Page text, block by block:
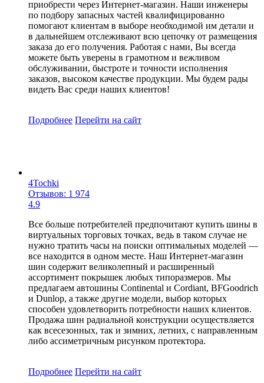
приобрести через Интернет-магазин. Наши инженеры
по подбору запасных частей квалифицированно
помогают клиентам в выборе необходимой им детали и
в дальнейшем отслеживают всю цепочку от размещения
заказа до его получения. Работая с нами, Вы всегда
можете быть уверены в грамотном и вежливом
обслуживании, быстроте и точности исполнения
заказов, высоком качестве продукции. Мы будем рады
видеть Вас среди наших клиентов!
Подробнее Перейти на сайт
4Tochki
Отзывов: 1 974
4.9
Все больше потребителей предпочитают купить шины в
виртуальных торговых точках, ведь в таком случае не
нужно тратить часы на поиски оптимальных моделей —
все находится в одном месте. Наш Интернет-магазин
шин содержит великолепный и расширенный
ассортимент покрышек любых типоразмеров. Мы
предлагаем автошины Continental и Cordiant, BFGoodrich
и Dunlop, а также другие модели, выбор которых
способен удовлетворить потребности наших клиентов.
Продажа шин радиальной конструкции осуществляется
как всесезонных, так и зимних, летних, с направленным
либо ассиметричным рисунком протектора.
Подробнее Перейти на сайт